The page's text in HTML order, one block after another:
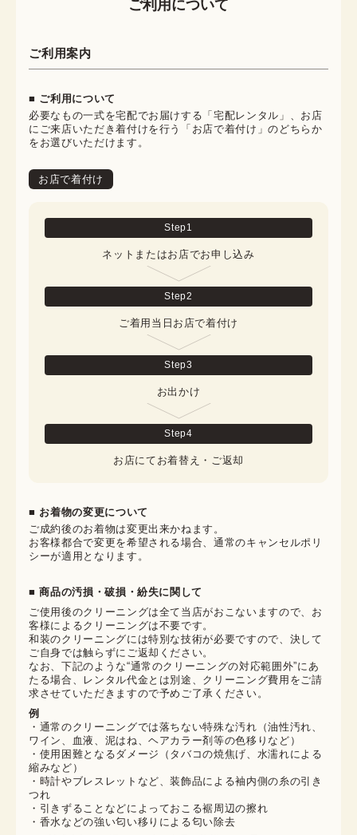
ご利用について
ご利用案内
■ ご利用について
必要なもの一式を宅配でお届けする「宅配レンタル」、お店
にご来店いただき着付けを行う「お店で着付け」のどちらか
をお選びいただけます。
お店で着付け
Step1
ネットまたはお店でお申し込み
Step2
ご着用当日お店で着付け
Step3
お出かけ
Step4
お店にてお着替え・ご返却
■ お着物の変更について
ご成約後のお着物は変更出来かねます。
お客様都合で変更を希望される場合、通常のキャンセルポリ
シーが適用となります。
■ 商品の汚損・破損・紛失に関して
ご使用後のクリーニングは全て当店がおこないますので、お
客様によるクリーニングは不要です。
和装のクリーニングには特別な技術が必要ですので、決して
ご自身では触らずにご返却ください。
なお、下記のような“通常のクリーニングの対応範囲外”にあ
たる場合、レンタル代金とは別途、クリーニング費用をご請
求させていただきますので予めご了承ください。
例
・通常のクリーニングでは落ちない特殊な汚れ（油性汚れ、
ワイン、血液、泥はね、ヘアカラー剤等の色移りなど）
・使用困難となるダメージ（タバコの焼焦げ、水濡れによる
縮みなど）
・時計やブレスレットなど、装飾品による袖内側の糸の引き
つれ
・引きずることなどによっておこる裾周辺の擦れ
・香水などの強い匂い移りによる匂い除去